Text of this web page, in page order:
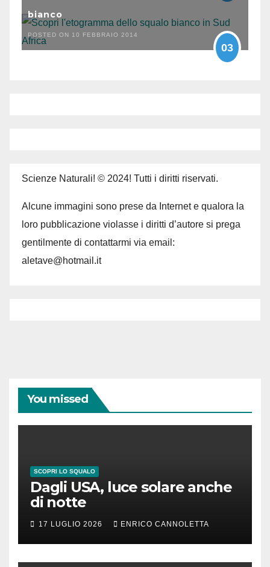
bianco
POSTED ON 10 FEBBRAIO 2014
03
Scienze Naturali! © 2024! Tutti i diritti riservati.
Alcune immagini sono prese da Internet e qualora la
loro pubblicazione violasse i diritti d’autore si prega
gentilmente di contattarmi via email:
aletave@hotmail.it
You missed
SCOPRI LO SQUALO
Dagli USA, luce solare anche
di notte
17 LUGLIO 2026 ENRICO CANNOLETTA